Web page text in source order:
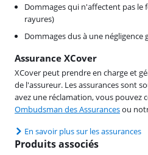
Dommages qui n'affectent pas
rayures)
Dommages dus à une négligence
Assurance XCover
XCover peut prendre en charge et
de l'assureur. Les assurances sont
avez une réclamation, vous pouvez
Ombudsman des Assurancesou
En savoir plus sur les assurances
Produits associés